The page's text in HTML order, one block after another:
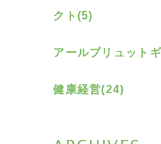
クト(5)
アールブリュット
健康経営(24)